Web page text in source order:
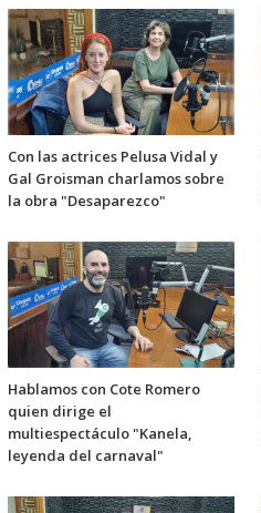
Con las actrices Pelusa Vidal y
Gal Groisman charlamos sobre
la obra "Desaparezco"
Hablamos con Cote Romero
quien dirige el
multiespectáculo "Kanela,
leyenda del carnaval"